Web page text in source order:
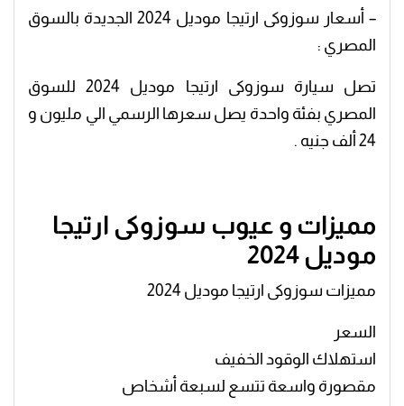
– أسعار سوزوكى ارتيجا موديل 2024 الجديدة بالسوق
المصري :
تصل سيارة سوزوكى ارتيجا موديل 2024 للسوق
المصري بفئة واحدة يصل سعرها الرسمي الي مليون و
24 ألف جنيه .
مميزات و عيوب سوزوكى ارتيجا
موديل 2024
مميزات سوزوكى ارتيجا موديل 2024
السعر
استهلاك الوقود الخفيف
مقصورة واسعة تتسع لسبعة أشخاص